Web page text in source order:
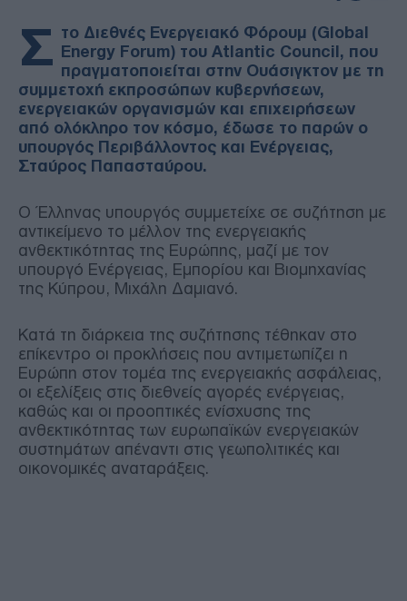
Σ το Διεθνές Ενεργειακό Φόρουμ (Global
Energy Forum) του Atlantic Council, που
πραγματοποιείται στην Ουάσιγκτον με τη
συμμετοχή εκπροσώπων κυβερνήσεων,
ενεργειακών οργανισμών και επιχειρήσεων
από ολόκληρο τον κόσμο, έδωσε το παρών ο
υπουργός Περιβάλλοντος και Ενέργειας,
Σταύρος Παπασταύρου.
Ο Έλληνας υπουργός συμμετείχε σε συζήτηση με
αντικείμενο το μέλλον της ενεργειακής
ανθεκτικότητας της Ευρώπης, μαζί με τον
υπουργό Ενέργειας, Εμπορίου και Βιομηχανίας
της Κύπρου, Μιχάλη Δαμιανό.
Κατά τη διάρκεια της συζήτησης τέθηκαν στο
επίκεντρο οι προκλήσεις που αντιμετωπίζει η
Ευρώπη στον τομέα της ενεργειακής ασφάλειας,
οι εξελίξεις στις διεθνείς αγορές ενέργειας,
καθώς και οι προοπτικές ενίσχυσης της
ανθεκτικότητας των ευρωπαϊκών ενεργειακών
συστημάτων απέναντι στις γεωπολιτικές και
οικονομικές αναταράξεις.